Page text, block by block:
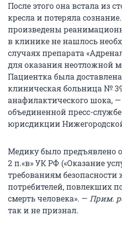
После этого она встала из
кресла и потеряла
произведены
в клинике не нашлось
случаях препарата
для оказания неотложной
Пациентка была
клиническая больница №
анафилактического шока, —
объединенной пресс-
юрисдикции
Медику было предъявлено
2 п.«в» УК РФ («Оказание
требованиям
потребителей, повлекших
смерть человека». — Прим.
так и не признал.